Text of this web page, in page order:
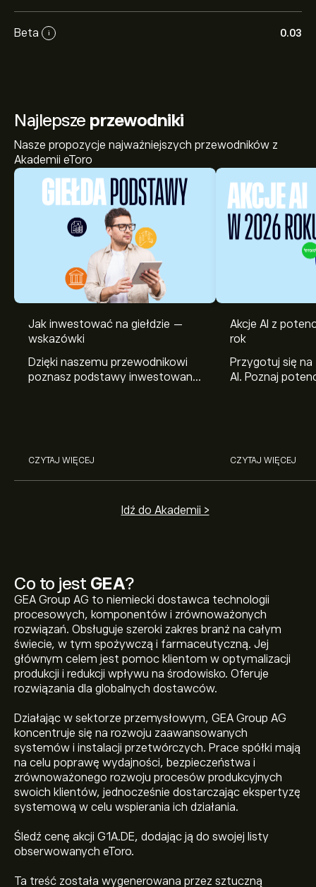
Beta i 0.03
Co to jest GEA?
GEA Group AG to niemiecki dostawca technologii
procesowych, komponentów i zrównoważonych
rozwiązań. Obsługuje szeroki zakres branż na całym
świecie, w tym spożywczą i farmaceutyczną. Jej
głównym celem jest pomoc klientom w optymalizacji
produkcji i redukcji wpływu na środowisko. Oferuje
rozwiązania dla globalnych dostawców.
Działając w sektorze przemysłowym, GEA Group AG
koncentruje się na rozwoju zaawansowanych
systemów i instalacji przetwórczych. Prace spółki mają
na celu poprawę wydajności, bezpieczeństwa i
zrównoważonego rozwoju procesów produkcyjnych
swoich klientów, jednocześnie dostarczając ekspertyzę
systemową w celu wspierania ich działania.
Śledź cenę akcji G1A.DE, dodając ją do swojej listy
obserwowanych eToro.
Ta treść została wygenerowana przez sztuczną
Najlepsze przewodniki
Nasze propozycje najważniejszych przewodników z
Akademii eToro
Jak inwestować na giełdzie —
wskazówki
Dzięki naszemu przewodnikowi
poznasz podstawy inwestowania
CZYTAJ WIĘCEJ
Akcje AI z
rok
Przygotuj się
AI. Poznaj
CZYTAJ WIĘCEJ
Idź do Akademii >